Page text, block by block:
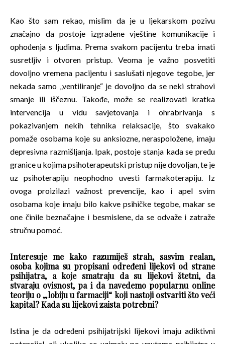
Kao što sam rekao, mislim da je u ljekarskom pozivu
značajno da postoje izgrađene vještine komunikacije i
ophođenja s ljudima. Prema svakom pacijentu treba imati
susretljiv i otvoren pristup. Veoma je važno posvetiti
dovoljno vremena pacijentu i saslušati njegove tegobe, jer
nekada samo „ventiliranje“ je dovoljno da se neki strahovi
smanje ili iščeznu. Takođe, može se realizovati kratka
intervencija u vidu savjetovanja i ohrabrivanja s
pokazivanjem nekih tehnika relaksacije, što svakako
pomaže osobama koje su anksiozne, neraspoložene, imaju
depresivna razmišljanja. Ipak, postoje stanja kada se pređu
granice u kojima psihoterapeutski pristup nije dovoljan, te je
uz psihoterapiju neophodno uvesti farmakoterapiju. Iz
ovoga proizilazi važnost prevencije, kao i apel svim
osobama koje imaju bilo kakve psihičke tegobe, makar se
one činile beznačajne i besmislene, da se odvaže i zatraže
stručnu pomoć.
Interesuje me kako razumiješ strah, sasvim realan,
osoba kojima su propisani određeni lijekovi od strane
psihijatra, a koje smatraju da su lijekovi štetni, da
stvaraju ovisnost, pa i da navedemo popularnu online
teoriju o „lobiju u farmaciji“ koji nastoji ostvariti što veći
kapital? Kada su lijekovi zaista potrebni?
Istina je da određeni psihijatrijski lijekovi imaju adiktivni